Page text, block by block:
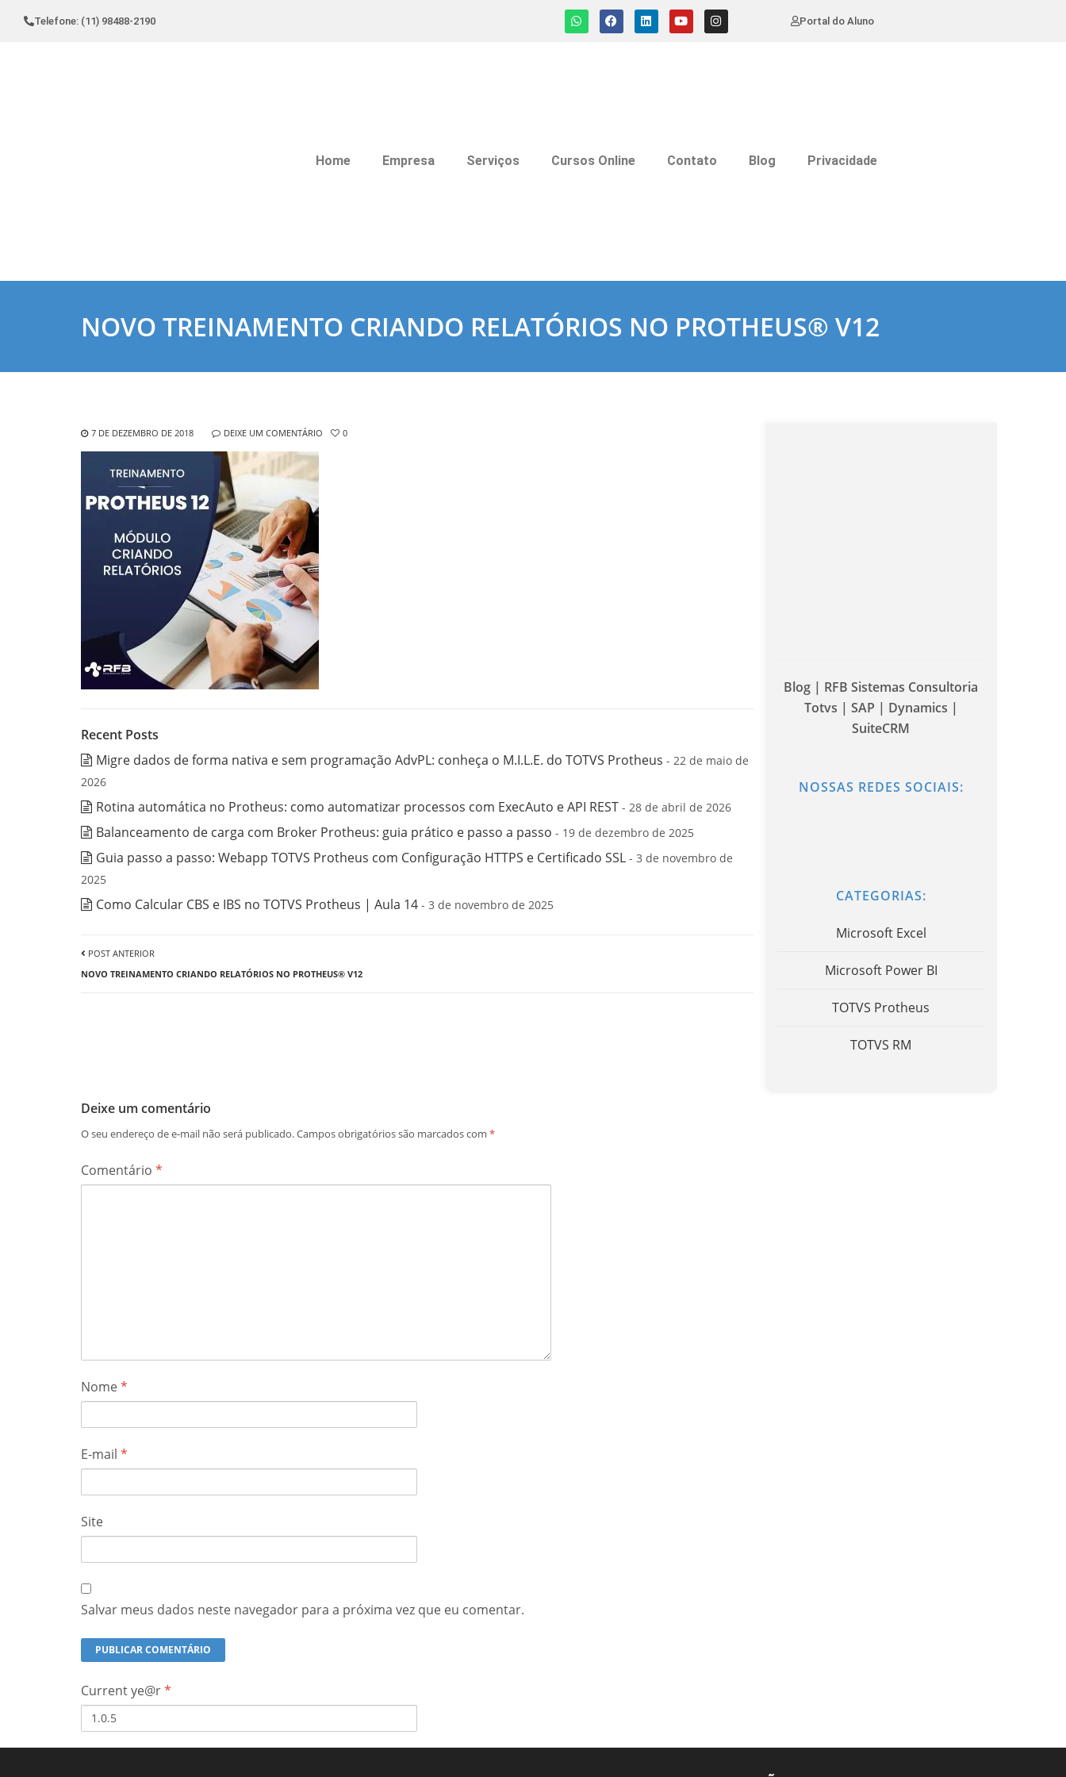
Telefone: (11) 98488-2190 Portal do Aluno
Home Empresa Serviços Cursos Online Contato Blog Privacidade
NOVO TREINAMENTO CRIANDO RELATÓRIOS NO PROTHEUS® V12
7 DE DEZEMBRO DE 2018 DEIXE UM COMENTÁRIO 0
Recent Posts
Migre dados de forma nativa e sem programação AdvPL: conheça o M.I.L.E. do TOTVS Protheus - 22 de maio de
2026
Rotina automática no Protheus: como automatizar processos com ExecAuto e API REST - 28 de abril de 2026
Balanceamento de carga com Broker Protheus: guia prático e passo a passo - 19 de dezembro de 2025
Guia passo a passo: Webapp TOTVS Protheus com Configuração HTTPS e Certificado SSL - 3 de novembro de
2025
Como Calcular CBS e IBS no TOTVS Protheus | Aula 14 - 3 de novembro de 2025
POST ANTERIOR
NOVO TREINAMENTO CRIANDO RELATÓRIOS NO PROTHEUS® V12
Deixe um comentário
O seu endereço de e-mail não será publicado.Campos obrigatórios são marcados com *
Comentário *
Nome*
E-mail *
Site
Salvar meus dados neste navegador para a próxima vez que eu comentar.
Current ye@r*
Blog | RFB Sistemas Consultoria
Totvs | SAP | Dynamics |
SuiteCRM
NOSSAS REDES SOCIAIS:
CATEGORIAS:
Microsoft Excel
Microsoft Power BI
TOTVS Protheus
TOTVS RM